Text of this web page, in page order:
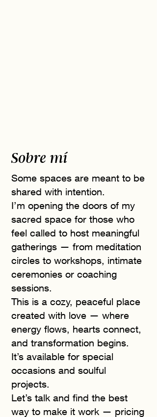
Sobre mí
Some spaces are meant to be
shared with intention.
I’m opening the doors of my
sacred space for those who
feel called to host meaningful
gatherings — from meditation
circles to workshops, intimate
ceremonies or coaching
sessions.
This is a cozy, peaceful place
created with love — where
energy flows, hearts connect,
and transformation begins.
It’s available for special
occasions and soulful
projects.
Let’s talk and find the best
way to make it work — pricing